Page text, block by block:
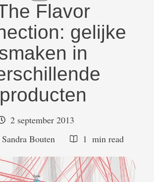
Flavor
gelijke
in
producten
2 september 2013
Sandra Bouten 1 min read